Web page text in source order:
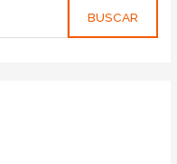
BUSCAR